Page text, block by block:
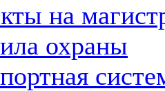
на
охраны